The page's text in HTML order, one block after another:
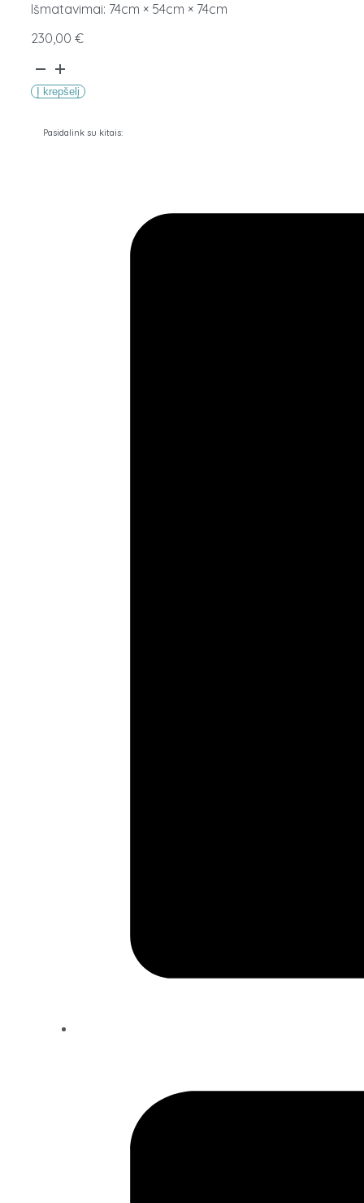
Išmatavimai: 74cm × 54cm × 74cm
230,00 €
produkto
kiekis:
Raibasis
Į krepšelį
Pasidalink su kitais: